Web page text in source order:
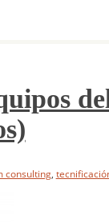
consulting,